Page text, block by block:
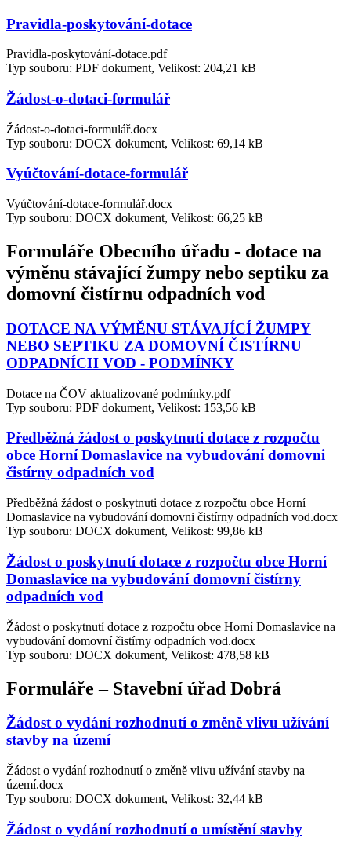
Pravidla-poskytování-dotace
Pravidla-poskytování-dotace.pdf
Typ souboru: PDF dokument, Velikost: 204,21 kB
Žádost-o-dotaci-formulář
Žádost-o-dotaci-formulář.docx
Typ souboru: DOCX dokument, Velikost: 69,14 kB
Vyúčtování-dotace-formulář
Vyúčtování-dotace-formulář.docx
Typ souboru: DOCX dokument, Velikost: 66,25 kB
Formuláře Obecního úřadu - dotace na
výměnu stávající žumpy nebo septiku za
domovní čistírnu odpadních vod
DOTACE NA VÝMĚNU STÁVAJÍCÍ ŽUMPY
NEBO SEPTIKU ZA DOMOVNÍ ČISTÍRNU
ODPADNÍCH VOD - PODMÍNKY
Dotace na ČOV aktualizované podmínky.pdf
Typ souboru: PDF dokument, Velikost: 153,56 kB
Předběžná žádost o poskytnuti dotace z rozpočtu
obce Horní Domaslavice na vybudování domovni
čistírny odpadních vod
Předběžná žádost o poskytnuti dotace z rozpočtu obce Horní
Domaslavice na vybudování domovni čistírny odpadních vod.docx
Typ souboru: DOCX dokument, Velikost: 99,86 kB
Žádost o poskytnutí dotace z rozpočtu obce Horní
Domaslavice na vybudování domovní čistírny
odpadních vod
Žádost o poskytnutí dotace z rozpočtu obce Horní Domaslavice na
vybudování domovní čistírny odpadních vod.docx
Typ souboru: DOCX dokument, Velikost: 478,58 kB
Formuláře – Stavební úřad Dobrá
Žádost o vydání rozhodnutí o změně vlivu užívání
stavby na území
Žádost o vydání rozhodnutí o změně vlivu užívání stavby na
území.docx
Typ souboru: DOCX dokument, Velikost: 32,44 kB
Žádost o vydání rozhodnutí o umístění stavby